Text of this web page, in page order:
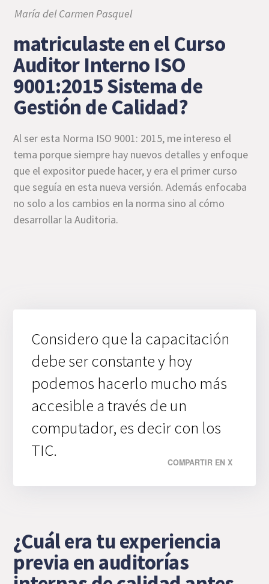
María del Carmen Pasquel
matriculaste en el Curso
Auditor Interno ISO
9001:2015 Sistema de
Gestión de Calidad?
Al ser esta Norma ISO 9001: 2015, me intereso el
tema porque siempre hay nuevos detalles y enfoque
que el expositor puede hacer, y era el primer curso
que seguía en esta nueva versión. Además enfocaba
no solo a los cambios en la norma sino al cómo
desarrollar la Auditoria.
Considero que la capacitación
debe ser constante y hoy
podemos hacerlo mucho más
accesible a través de un
computador, es decir con los
TIC.
COMPARTIR EN X
¿Cuál era tu experiencia
previa en auditorías